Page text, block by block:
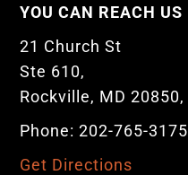
YOU CAN REACH US
21 Church St
Ste 610,
Rockville, MD
Phone: 202-765-3175
Get Directions